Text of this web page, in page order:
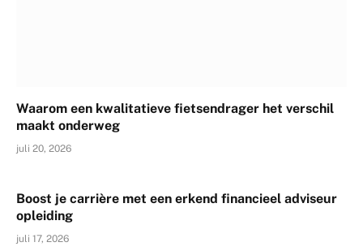
Waarom een kwalitatieve fietsendrager het verschil
maakt onderweg
juli 20, 2026
Boost je carrière met een erkend financieel adviseur
opleiding
juli 17, 2026